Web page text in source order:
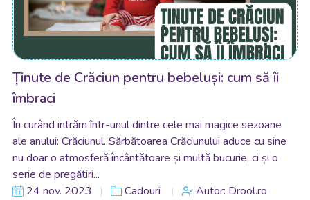
Ținute de Crăciun pentru bebeluși: cum să îi
îmbraci
În curând intrăm într-unul dintre cele mai magice sezoane
ale anului: Crăciunul. Sărbătoarea Crăciunului aduce cu sine
nu doar o atmosferă încântătoare și multă bucurie, ci și o
serie de pregătiri...
24 nov. 2023
Cadouri Autor: Drool.ro